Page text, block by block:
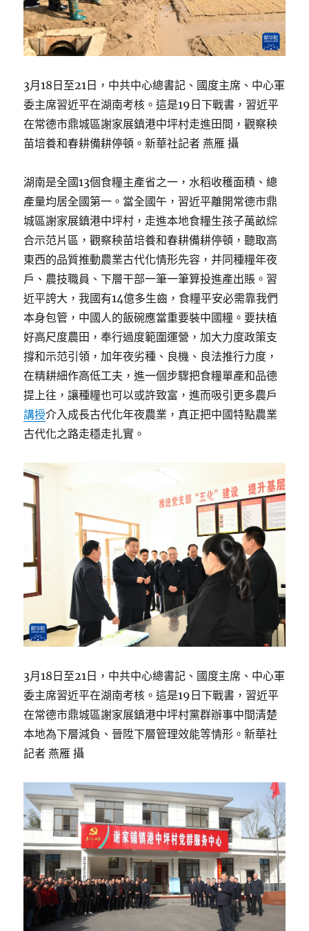
3月18日至21日，中共中心總書記、國度主席、中心軍
委主席習近平在湖南考核。這是19日下戰書，習近平
在常德市鼎城區謝家展鎮港中坪村走進田間，觀察秧
苗培養和春耕備耕停頓。新華社記者 燕雁 攝
湖南是全國13個食糧主產省之一，水稻收穫面積、總
產量均居全國第一。當全國午，習近平離開常德市鼎
城區謝家展鎮港中坪村，走進本地食糧生孩子萬畝綜
合示范片區，觀察秧苗培養和春耕備耕停頓，聽取高
東西的品質推動農業古代化情形先容，并同種糧年夜
戶、農技職員、下層干部一筆一筆算投進產出賬。習
近平誇大，我國有14億多生齒，食糧平安必需靠我們
本身包管，中國人的飯碗應當重要裝中國糧。要扶植
好高尺度農田，奉行過度範圍運營，加大力度政策支
撐和示范引領，加年夜劣種、良機、良法推行力度，
在精耕細作高低工夫，進一個步驟把食糧單產和品德
提上往，讓種糧也可以或許致富，進而吸引更多農戶
講授介入成長古代化年夜農業，真正把中國特點農業
古代化之路走穩走扎實。
3月18日至21日，中共中心總書記、國度主席、中心軍
委主席習近平在湖南考核。這是19日下戰書，習近平
在常德市鼎城區謝家展鎮港中坪村黨群辦事中間清楚
本地為下層減負、晉陞下層管理效能等情形。新華社
記者 燕雁 攝